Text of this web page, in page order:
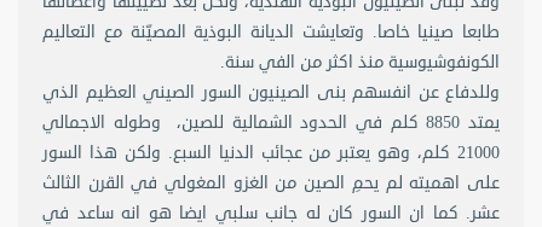
طابعا صينيا خاصا. وتعايشت الديانة البوذية المصيّنة مع التعاليم
الكونفوشيوسية منذ اكثر من الفي سنة.
وللدفاع عن انفسهم بنى الصينيون السور الصيني العظيم الذي
يمتد 8850 كلم في الحدود الشمالية للصين، وطوله الاجمالي
21000 كلم، وهو يعتبر من عجائب الدنيا السبع. ولكن هذا السور
على اهميته لم يحمِ الصين من الغزو المغولي في القرن الثالث
عشر. كما ان السور كان له جانب سلبي ايضا هو انه ساعد في